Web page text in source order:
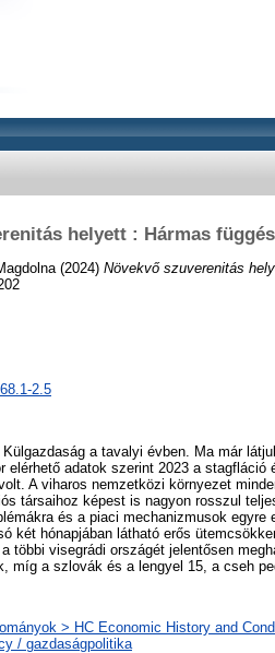
helyett : Hármas függés
(2024) Növekvő szuverenitás
2.5
a tavalyi évben. Ma már
adatok szerint 2023 a stagfláció
A viharos nemzetközi környezet
társaihoz képest is nagyon rosszul
és a piaci mechanizmusok egyre
két hónapjában látható erős
többi visegrádi országét jelentősen
míg a szlovák és a lengyel 15, a cseh
> HC Economic History and
/ gazdaságpolitika